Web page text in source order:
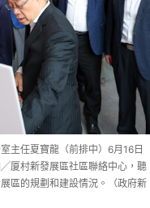
主任夏寶龍（前排中）6月16日
厦村新發展區社區聯絡中心，聽
區的規劃和建設情況。（政府新